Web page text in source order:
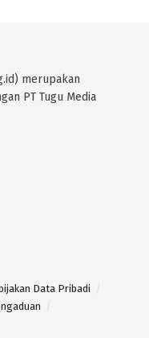
merupakan
PT Tugu Media
Data Pribadi